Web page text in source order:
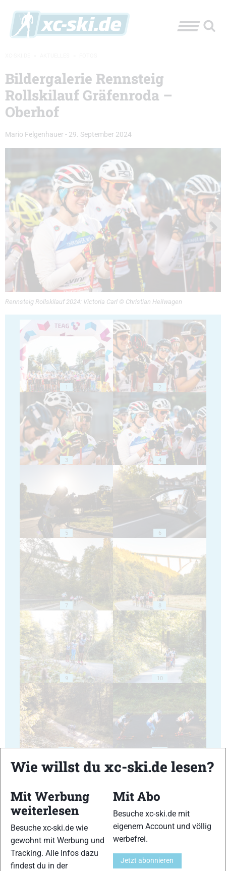
Bildergalerie Rennsteig
Rollskilauf Gräfenroda –
Oberhof
Mario Felgenhauer - 29. September 2024
Rennsteig Rollskilauf 2024: Victoria Carl © Christian Heilwagen
1 2
3 4
5 6
7 8
9 10
13 14
Wie willst du xc-ski.de lesen?
Mit Werbung
weiterlesen
Besuche xc-ski.de wie
gewohnt mit Werbung und
Tracking. Alle Infos dazu
findest du in der
Mit Abo
Besuche xc-ski.de mit
eigenem Account und völlig
werbefrei.
Jetzt abonnieren